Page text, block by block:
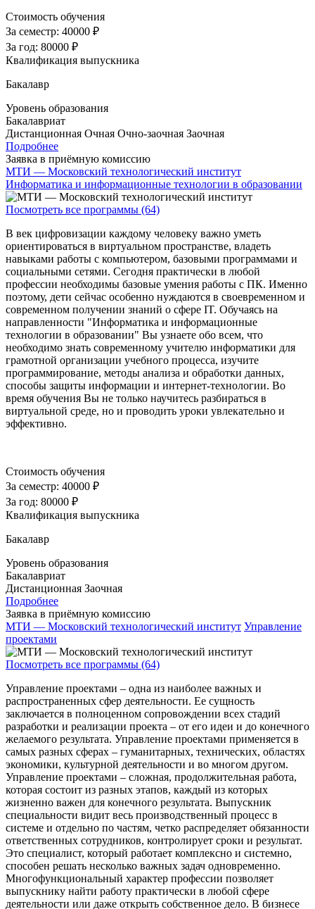
Стоимость обучения
За семестр: 40000 ₽
За год: 80000 ₽
Квалификация выпускника
Бакалавр
Уровень образования
Бакалавриат
Дистанционная Очная Очно-заочная Заочная
Подробнее
Заявка в приёмную комиссию
МТИ — Московский технологический институт
Информатика и информационные технологии в образовании
Посмотреть все программы (64)
В век цифровизации каждому человеку важно уметь
ориентироваться в виртуальном пространстве, владеть
навыками работы с компьютером, базовыми программами и
социальными сетями. Сегодня практически в любой
профессии необходимы базовые умения работы с ПК. Именно
поэтому, дети сейчас особенно нуждаются в своевременном и
современном получении знаний о сфере IT. Обучаясь на
направленности "Информатика и информационные
технологии в образовании" Вы узнаете обо всем, что
необходимо знать современному учителю информатики для
грамотной организации учебного процесса, изучите
программирование, методы анализа и обработки данных,
способы защиты информации и интернет-технологии. Во
время обучения Вы не только научитесь разбираться в
виртуальной среде, но и проводить уроки увлекательно и
эффективно.
Стоимость обучения
За семестр: 40000 ₽
За год: 80000 ₽
Квалификация выпускника
Бакалавр
Уровень образования
Бакалавриат
Дистанционная Заочная
Подробнее
Заявка в приёмную комиссию
МТИ — Московский технологический институт Управление
проектами
Посмотреть все программы (64)
Управление проектами – одна из наиболее важных и
распространенных сфер деятельности. Ее сущность
заключается в полноценном сопровождении всех стадий
разработки и реализации проекта – от его идеи и до конечного
желаемого результата. Управление проектами применяется в
самых разных сферах – гуманитарных, технических, областях
экономики, культурной деятельности и во многом другом.
Управление проектами – сложная, продолжительная работа,
которая состоит из разных этапов, каждый из которых
жизненно важен для конечного результата. Выпускник
специальности видит весь производственный процесс в
системе и отдельно по частям, четко распределяет обязанности
ответственных сотрудников, контролирует сроки и результат.
Это специалист, который работает комплексно и системно,
способен решать несколько важных задач одновременно.
Многофункциональный характер профессии позволяет
выпускнику найти работу практически в любой сфере
деятельности или даже открыть собственное дело. В бизнесе